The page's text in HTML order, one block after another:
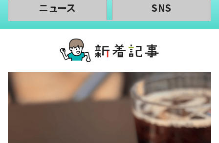
ニュース SNS